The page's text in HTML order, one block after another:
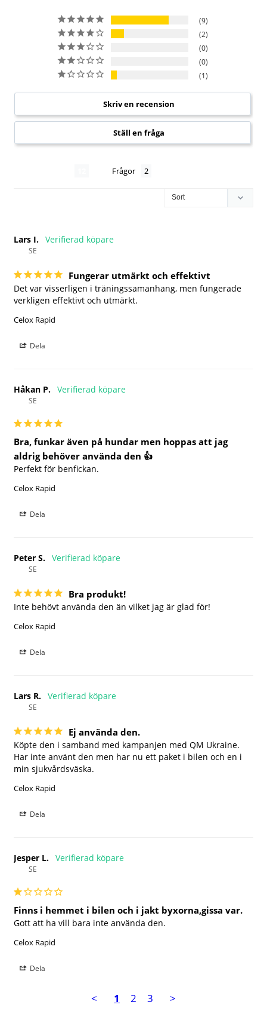
9
2
0
0
1
Skriv en recension
Ställ en fråga
Frågor
Lars I.
SE
Fungerar utmärkt och effektivt
Det var visserligen i träningssamanhang, men fungerade
verkligen effektivt och utmärkt.
Celox Rapid
Dela
Håkan P.
SE
Bra, funkar även på hundar men hoppas att jag
aldrig behöver använda den 👍
Perfekt för benfickan.
Celox Rapid
Dela
Peter S.
SE
Bra produkt!
Inte behövt använda den än vilket jag är glad för!
Celox Rapid
Dela
Lars R.
SE
Ej använda den.
Köpte den i samband med kampanjen med QM Ukraine.
Har inte använt den men har nu ett paket i bilen och en i
min sjukvårdsväska.
Celox Rapid
Dela
Jesper L.
SE
Finns i hemmet i bilen och i jakt byxorna,gissa var.
Gott att ha vill bara inte använda den.
Celox Rapid
Dela
< 1 2 3 >